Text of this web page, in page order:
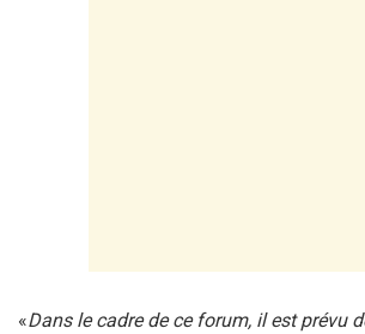
«Dans le cadre de ce forum, il est prévu